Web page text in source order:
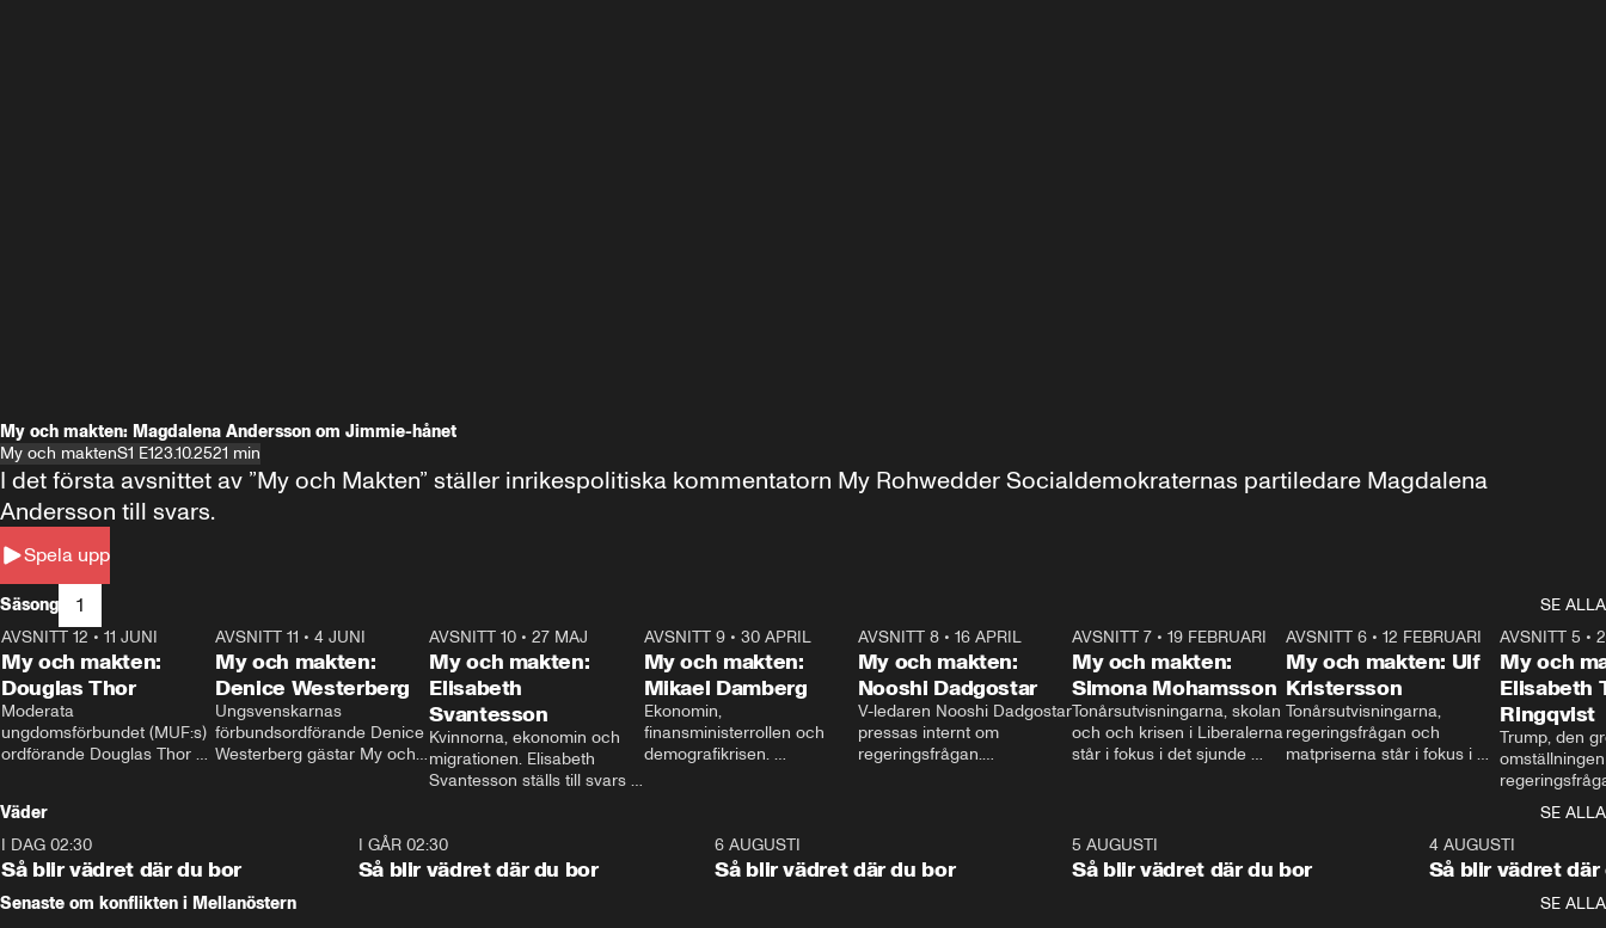
My och makten: Magdalena Andersson om Jimmie-hånet
My och maktenS1 E123.10.2521 min
Spela upp
I det första avsnittet av ”My och Makten” ställer inrikespolitiska kommentatorn My Rohwedder Socialdemokraternas partiledare Magdalena
Andersson till svars.
Säsong 1
SE ALLA
26:27
AVSNITT 12 • 11 JUNI
My och makten:
Douglas Thor
Moderata
ungdomsförbundet (MUF:s)
ordförande Douglas Thor
tonårsutvisningarna och hur
Moderaterna ska locka
väljare till valet i höst.
23:40
AVSNITT 11 •4 JUNI
My och makten:
Denice Westerberg
Ungsvenskarnas
förbundsordförande Denice
Westerberg gästar My och
AVSNITT 10 •27 MAJ
My och makten:
Elisabeth
Svantesson
Kvinnorna, ekonomin och
migrationen. Elisabeth
Svantesson ställs till svars
AVSNITT 9• 30 APRIL
My och makten:
Mikael Damberg
Ekonomin,
finansministerrollen och
demografikrisen.
och Makten.
AVSNITT 8• 16 APRIL
My och makten:
Nooshi Dadgostar
V-ledaren Nooshi Dadgostar
pressas internt om
regeringsfrågan.
– Vi ställer upp i val. Ska vi
vara med så sitter vi förstås
24:30
AVSNITT 7• 19 FEBRUARI
My och makten:
Simona Mohamsson
Tonårsutvisningarna, skolan
och och krisen i Liberalerna
står i fokus i det sjunde
kommentator My
Rohwedder ställer
utbildnings- och
27:30
AVSNITT 6 •12 FEBRUARI
My och makten: Ulf
Kristersson
Tonårsutvisningarna,
regeringsfrågan och
matpriserna står i fokus i
Rohwedder ställer
statsminister Ulf Kristersson
AVSNITT 5 •
My och
Elisabeth
Ringqvist
Trump, den
centrum i
avsnittet av
Makten”. Se
Aftonbladets
Rohwedder
Väder
SE ALLA
I DAG 02:30
Så blir vädret där du bor
1:06
I GÅR 02:30
Så blir vädret där du bor
6 AUGUSTI
Så blir vädret där du bor
5 AUGUSTI
Så blir vädret där du bor
4 AUGUSTI
Så blir vädret där
Senaste om konflikten i Mellanöstern
SE ALLA